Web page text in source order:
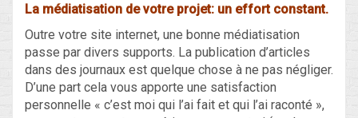
La médiatisation de votre projet: un effort constant.
Outre votre site internet, une bonne médiatisation
passe par divers supports. La publication d’articles
dans des journaux est quelque chose à ne pas négliger.
D’une part cela vous apporte une satisfaction
personnelle « c’est moi qui l’ai fait et qui l’ai raconté »,